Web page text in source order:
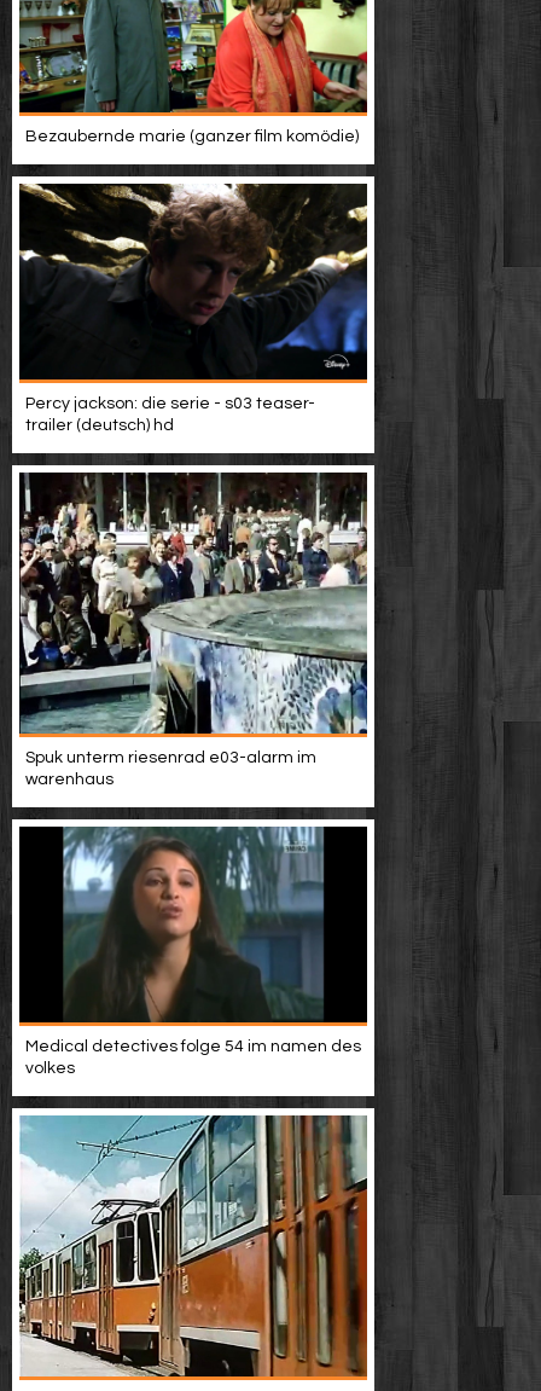
Bezaubernde marie (ganzer film komödie)
Percy jackson: die serie - s03 teaser-
trailer (deutsch) hd
Spuk unterm riesenrad e03-alarm im
warenhaus
Medical detectives folge 54 im namen des
volkes